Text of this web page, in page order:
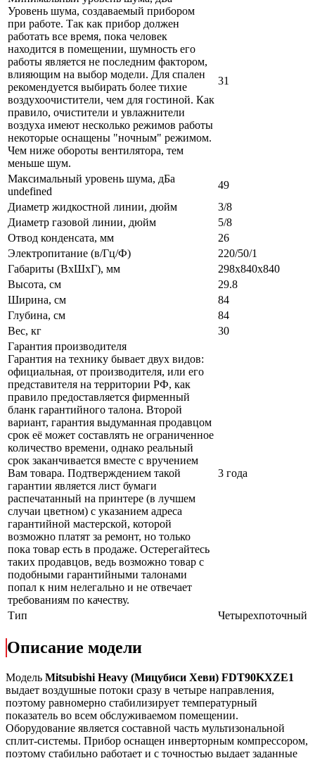
Уровень шума, создаваемый прибором
при работе. Так как прибор должен
работать все время, пока человек
находится в помещении, шумность его
работы является не последним фактором,
влияющим на выбор модели. Для спален
рекомендуется выбирать более тихие
воздухоочистители, чем для гостиной. Как
правило, очистители и увлажнители
воздуха имеют несколько режимов работы
некоторые оснащены "ночным" режимом.
Чем ниже обороты вентилятора, тем
меньше шум.
31
Максимальный уровень шума, дБа
undefined
49
Диаметр жидкостной линии, дюйм
3/8
Диаметр газовой линии, дюйм
5/8
Отвод конденсата, мм
26
Электропитание (в/Гц/Ф)
220/50/1
Габариты (ВxШxГ), мм
298x840x840
Высота, см
29.8
Ширина, см
84
Глубина, см
84
Вес, кг
30
Гарантия производителя
Гарантия на технику бывает двух видов:
официальная, от производителя, или его
представителя на территории РФ, как
правило предоставляется фирменный
бланк гарантийного талона. Второй
вариант, гарантия выдуманная продавцом
срок её может составлять не ограниченное
количество времени, однако реальный
срок заканчивается вместе с вручением
Вам товара. Подтверждением такой
гарантии является лист бумаги
распечатанный на принтере (в лучшем
случаи цветном) с указанием адреса
гарантийной мастерской, которой
возможно платят за ремонт, но только
пока товар есть в продаже. Остерегайтесь
таких продавцов, ведь возможно товар с
подобными гарантийными талонами
попал к ним нелегально и не отвечает
требованиям по качеству.
3 года
Тип Четырехпоточный
Описание модели
Модель Mitsubishi Heavy (Мицубиси Хеви) FDT90KXZE1
выдает воздушные потоки сразу в четыре направления,
поэтому равномерно стабилизирует температурный
показатель во всем обслуживаемом помещении.
Оборудование является составной часть мультизональной
сплит-системы. Прибор оснащен инверторным компрессором,
поэтому стабильно работает и с точностью выдает заданные